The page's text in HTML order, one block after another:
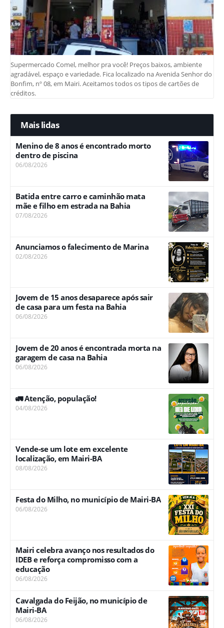
Supermercado Comel, melhor pra você! Preços baixos, ambiente
agradável, espaço e variedade. Fica localizado na Avenida Senhor do
Bonfim, nº 08, em Mairi. Aceitamos todos os tipos de cartões de
créditos.
Mais lidas
Menino de 8 anos é encontrado morto
dentro de piscina
06/08/2026
Batida entre carro e caminhão mata
mãe e filho em estrada na Bahia
07/08/2026
Anunciamos o falecimento de Marina
02/08/2026
Jovem de 15 anos desaparece após sair
de casa para um festa na Bahia
06/08/2026
Jovem de 20 anos é encontrada morta na
garagem de casa na Bahia
06/08/2026
🚛 Atenção, população!
04/08/2026
Vende-se um lote em excelente
localização, em Mairi-BA
08/08/2026
Festa do Milho, no município de Mairi-BA
06/08/2026
Mairi celebra avanço nos resultados do
IDEB e reforça compromisso com a
educação
06/08/2026
Cavalgada do Feijão, no município de
Mairi-BA
06/08/2026